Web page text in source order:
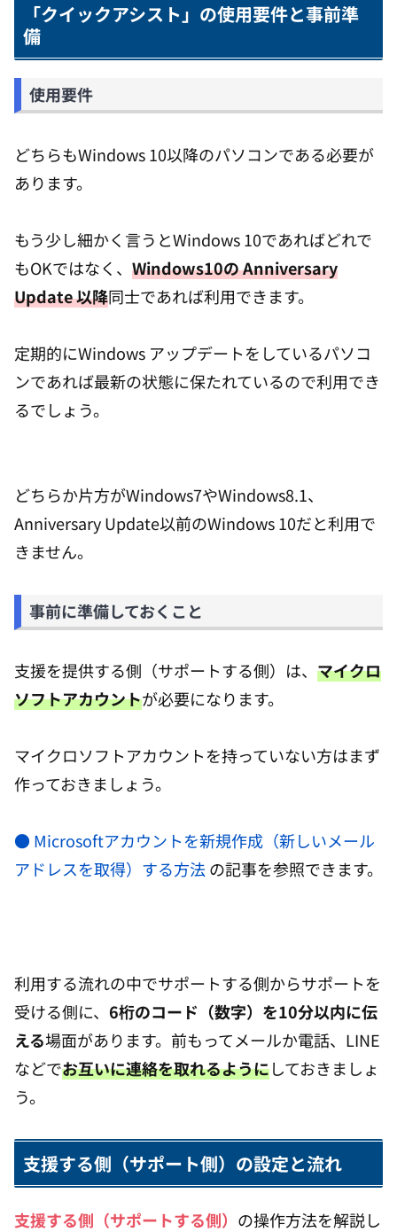
「クイックアシスト」の使用要件と事前準
備
使用要件
どちらもWindows 10以降のパソコンである必要が
あります。
もう少し細かく言うとWindows 10であればどれで
もOKではなく、 Windows10の Anniversary
Update 以降同士であれば利用できます。
定期的にWindows アップデートをしているパソコ
ンであれば最新の状態に保たれているので利用でき
るでしょう。
どちらか片方がWindows7やWindows8.1、
Anniversary Update以前のWindows 10だと利用で
きません。
事前に準備しておくこと
支援を提供する側（サポートする側）は、 マイクロ
ソフトアカウントが必要になります。
マイクロソフトアカウントを持っていない方はまず
作っておきましょう。
● Microsoftアカウントを新規作成（新しいメール
アドレスを取得）する方法 の記事を参照できます。
利用する流れの中でサポートする側からサポートを
受ける側に、 6桁のコード（数字）を10分以内に伝
える場面があります。前もってメールか電話、LINE
などでお互いに連絡を取れるようにしておきましょ
う。
支援する側（サポート側）の設定と流れ
支援する側（サポートする側） の操作方法を解説し